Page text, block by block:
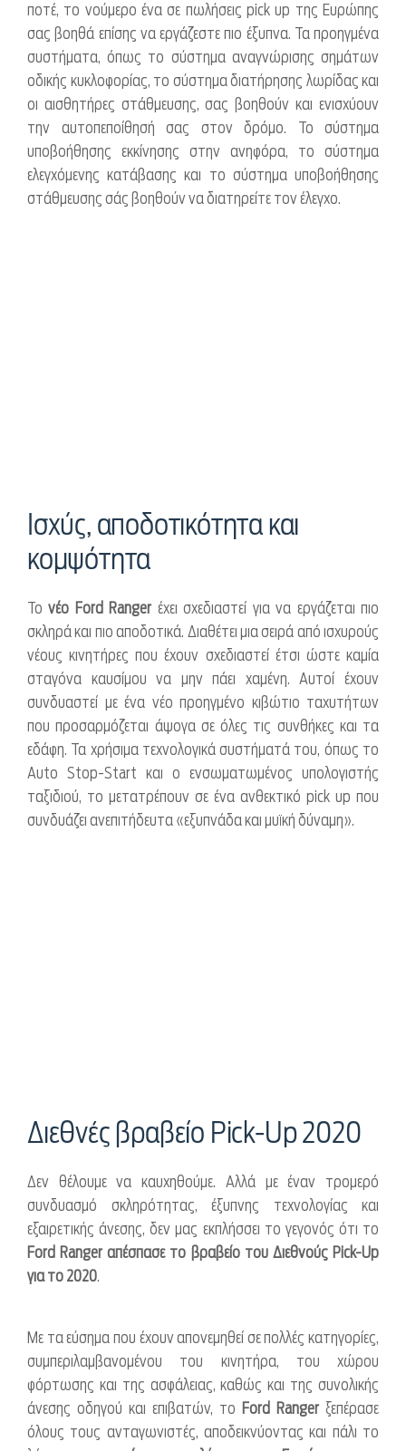
ποτέ, το νούμερο ένα σε πωλήσεις pick up της Ευρώπης
σας βοηθά επίσης να εργάζεστε πιο έξυπνα. Τα προηγμένα
συστήματα, όπως το σύστημα αναγνώρισης σημάτων
οδικής κυκλοφορίας, το σύστημα διατήρησης λωρίδας και
οι αισθητήρες στάθμευσης, σας βοηθούν και ενισχύουν
την αυτοπεποίθησή σας στον δρόμο. Το σύστημα
υποβοήθησης εκκίνησης στην ανηφόρα, το σύστημα
ελεγχόμενης κατάβασης και το σύστημα υποβοήθησης
στάθμευσης σάς βοηθούν να διατηρείτε τον έλεγχο.
Ισχύς, αποδοτικότητα και
κομψότητα
Το νέο Ford Rangerέχει σχεδιαστεί για να εργάζεται πιο
σκληρά και πιο αποδοτικά. Διαθέτει μια σειρά από ισχυρούς
νέους κινητήρες που έχουν σχεδιαστεί έτσι ώστε καμία
σταγόνα καυσίμου να μην πάει χαμένη. Αυτοί έχουν
συνδυαστεί με ένα νέο προηγμένο κιβώτιο ταχυτήτων
που προσαρμόζεται άψογα σε όλες τις συνθήκες και τα
εδάφη. Τα χρήσιμα τεχνολογικά συστήματά του, όπως το
Auto Stop-Start και ο ενσωματωμένος υπολογιστής
ταξιδιού, το μετατρέπουν σε ένα ανθεκτικό pick up που
συνδυάζει ανεπιτήδευτα «εξυπνάδα και μυϊκή δύναμη».
Διεθνές βραβείο Pick-Up 2020
Δεν θέλουμε να καυχηθούμε. Αλλά με έναν τρομερό
συνδυασμό σκληρότητας, έξυπνης τεχνολογίας και
εξαιρετικής άνεσης, δεν μας εκπλήσσει το γεγονός ότι το
Ford Ranger απέσπασε το βραβείο του Διεθνούς Pick-Up
για το 2020.
Με τα εύσημα που έχουν απονεμηθεί σε πολλές κατηγορίες,
συμπεριλαμβανομένου του κινητήρα, του χώρου
φόρτωσης και της ασφάλειας, καθώς και της συνολικής
άνεσης οδηγού και επιβατών, το Ford Rangerξεπέρασε
όλους τους ανταγωνιστές, αποδεικνύοντας και πάλι το